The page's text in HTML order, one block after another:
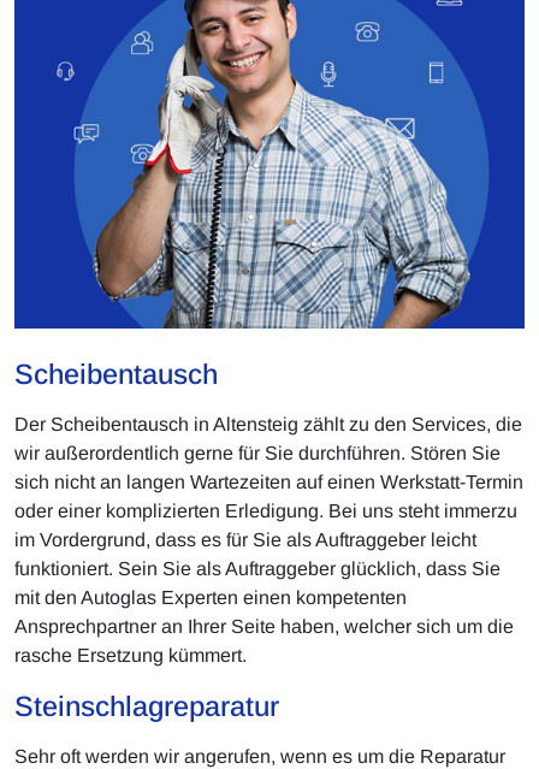
Scheibentausch
Der Scheibentausch in Altensteig zählt zu den Services, die
wir außerordentlich gerne für Sie durchführen. Stören Sie
sich nicht an langen Wartezeiten auf einen Werkstatt-Termin
oder einer komplizierten Erledigung. Bei uns steht immerzu
im Vordergrund, dass es für Sie als Auftraggeber leicht
funktioniert. Sein Sie als Auftraggeber glücklich, dass Sie
mit den Autoglas Experten einen kompetenten
Ansprechpartner an Ihrer Seite haben, welcher sich um die
rasche Ersetzung kümmert.
Steinschlagreparatur
Sehr oft werden wir angerufen, wenn es um die Reparatur